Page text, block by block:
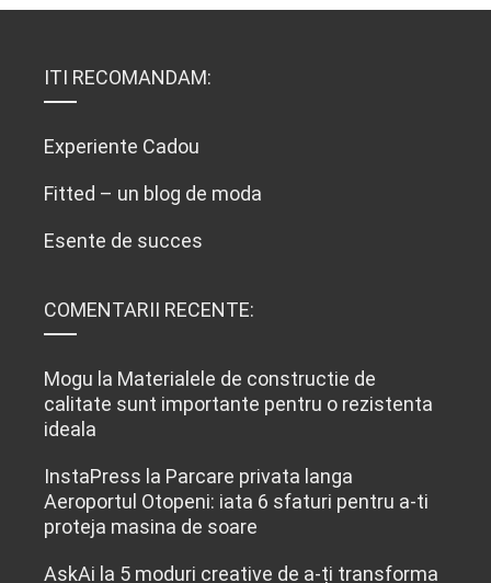
ITI RECOMANDAM:
Experiente Cadou
Fitted – un blog de moda
Esente de succes
COMENTARII RECENTE:
Mogu la Materialele de constructie de
calitate sunt importante pentru o rezistenta
ideala
InstaPress la Parcare privata langa
Aeroportul Otopeni: iata 6 sfaturi pentru a-ti
proteja masina de soare
AskAi la 5 moduri creative de a-ți transforma